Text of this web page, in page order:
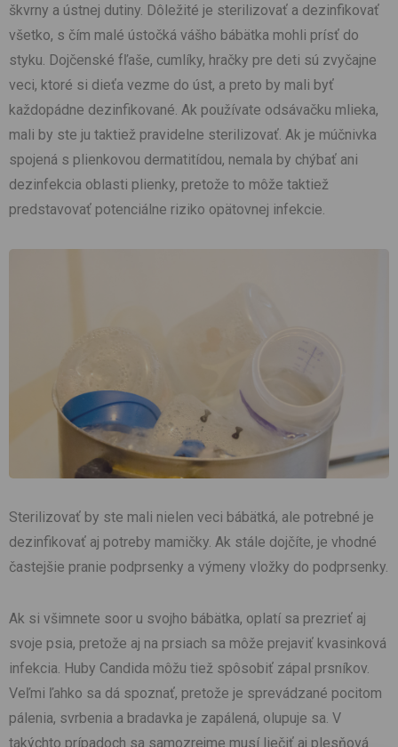
škvrny a ústnej dutiny. Dôležité je sterilizovať a dezinfikovať
všetko, s čím malé ústočká vášho bábätka mohli prísť do
styku. Dojčenské fľaše, cumlíky, hračky pre deti sú zvyčajne
veci, ktoré si dieťa vezme do úst, a preto by mali byť
každopádne dezinfikované. Ak používate odsávačku mlieka,
mali by ste ju taktiež pravidelne sterilizovať. Ak je múčnivka
spojená s plienkovou dermatitídou, nemala by chýbať ani
dezinfekcia oblasti plienky, pretože to môže taktiež
predstavovať potenciálne riziko opätovnej infekcie.
Sterilizovať by ste mali nielen veci bábätká, ale potrebné je
dezinfikovať aj potreby mamičky. Ak stále dojčíte, je vhodné
častejšie pranie podprsenky a výmeny vložky do podprsenky.
Ak si všimnete soor u svojho bábätka, oplatí sa prezrieť aj
svoje psia, pretože aj na prsiach sa môže prejaviť kvasinková
infekcia. Huby Candida môžu tiež spôsobiť zápal prsníkov.
Veľmi ľahko sa dá spoznať, pretože je sprevádzané pocitom
pálenia, svrbenia a bradavka je zapálená, olupuje sa. V
takýchto prípadoch sa samozrejme musí liečiť aj plesňová